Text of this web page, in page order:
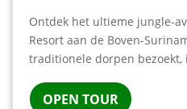
Ontdek het ultieme jungle-
Resort aan de Boven-
traditionele dorpen
OPEN TOUR